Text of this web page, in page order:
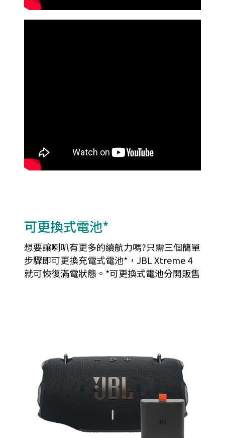
可更換式電池*
想要讓喇叭有更多的續航力嗎?只需三個簡單
步驟即可更換充電式電池*，JBL Xtreme 4
就可恢復滿電狀態。*可更換式電池分開販售